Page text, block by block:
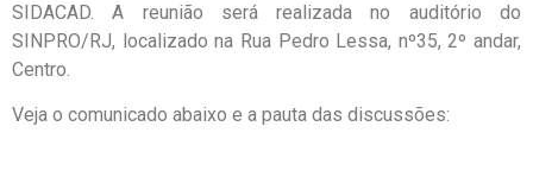
SIDACAD. A reunião será realizada no auditório do
SINPRO/RJ, localizado na Rua Pedro Lessa, nº35, 2º andar,
Centro.
Veja o comunicado abaixo e a pauta das discussões: